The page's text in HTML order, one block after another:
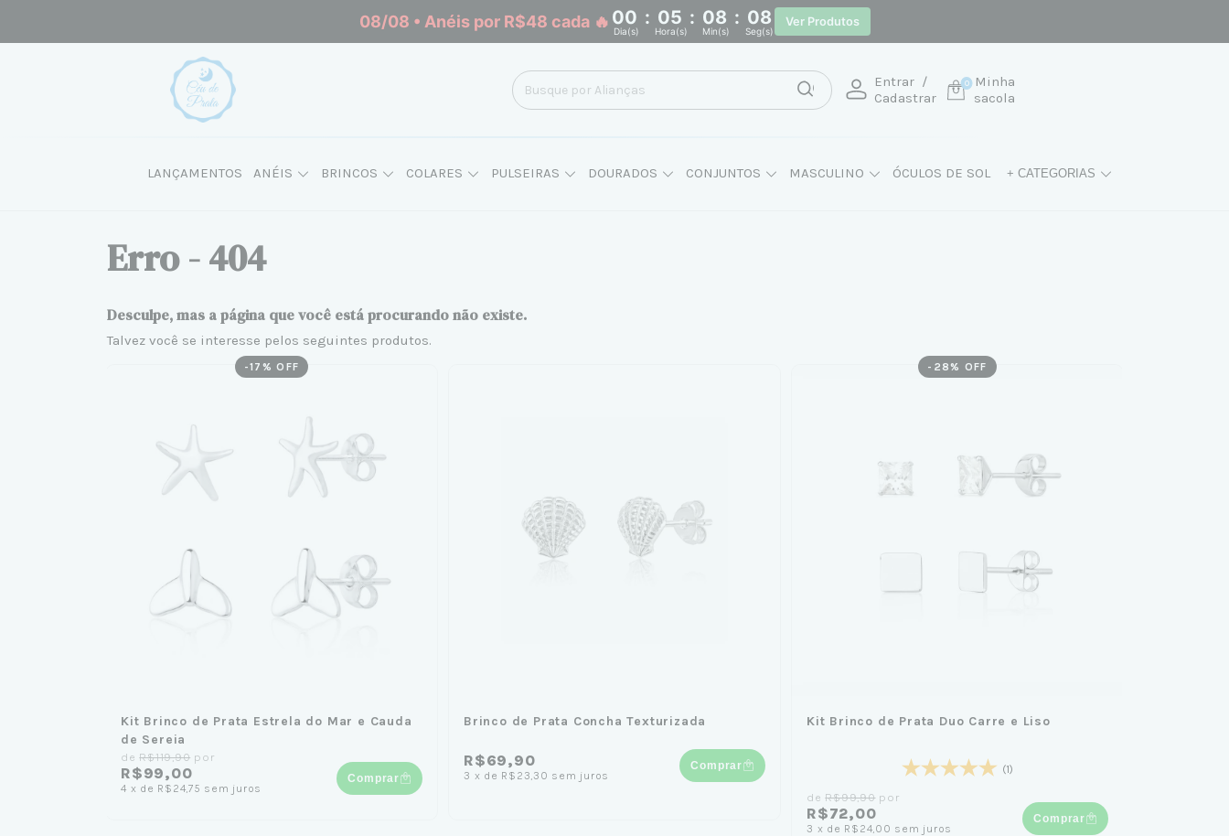
08/08 • Anéis por R$48 cada 🔥 00 : 05 : 08 : 07
Dia(s) Hora(s) Min(s) Seg(s)
Ver Produtos
Entrar /
Cadastrar
Minha
sacola
0
LANÇAMENTOS ANÉIS BRINCOS COLARES PULSEIRAS DOURADOS CONJUNTOS MASCULINO ÓCULOS DE SOL + CATEGORIAS
Erro - 404
Desculpe, mas a página que você está procurando não existe.
Talvez você se interesse pelos seguintes produtos.
-17 % OFF
Kit Brinco de Prata Estrela do Mar e Cauda
de Sereia
deR$119,90 por
R$99,00
4 x de R$24,75 sem juros
Comprar
Brinco de Prata Concha Texturizada
R$69,90
3 x de R$23,30 sem juros
Comprar
- 28 % OFF
Kit Brinco de Prata Duo Carre e Liso
(1)
deR$99,90por
R$72,00
3 x de R$24,00 sem juros
Comprar